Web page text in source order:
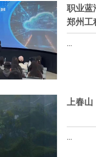
职业蓝
郑州工
…
上春
…